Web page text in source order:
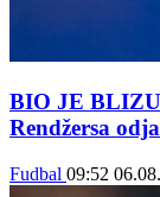
BIO JE
Rendžersa
Fudbal 09:52